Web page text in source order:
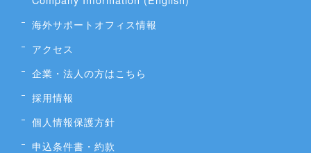
海外サポートオフィス情報
アクセス
企業・法人の方はこちら
採用情報
個人情報保護方針
申込条件書・約款